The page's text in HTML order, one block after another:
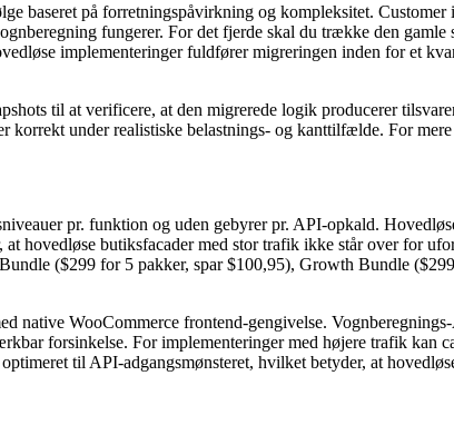
baseret på forretningspåvirkning og kompleksitet.
fungerer. For det fjerde skal du trække den
implementeringer fuldfører migreringen inden for et
til at verificere, at den migrerede logik producerer
under realistiske belastnings- og kanttilfælde. For mere
pr. funktion og uden gebyrer pr. API-opkald.
hovedløse butiksfacader med stor trafik ikke står over for
($299 for 5 pakker, spar $100,95), Growth Bundle
native WooCommerce frontend-gengivelse.
forsinkelse. For implementeringer med højere trafik kan
til API-adgangsmønsteret, hvilket betyder, at